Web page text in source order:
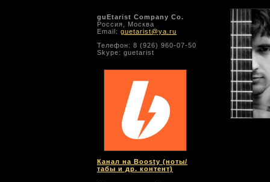
guEtarist Company Co.
Россия, Москва
Email: guetarist@ya.ru
Телефон: 8 (926) 960-07-50
Skype: guetarist
Канал на Boosty (ноты/
табы и др. контент)
GuEtarist